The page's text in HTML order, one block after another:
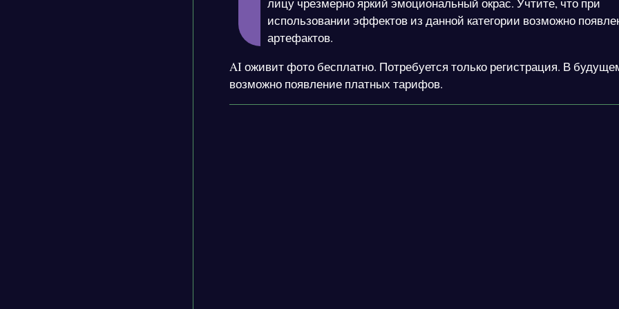
использовании эффектов из данной категории возможно
артефактов.
AI оживит фото бесплатно. Потребуется только регистрация. В
возможно появление платных тарифов.